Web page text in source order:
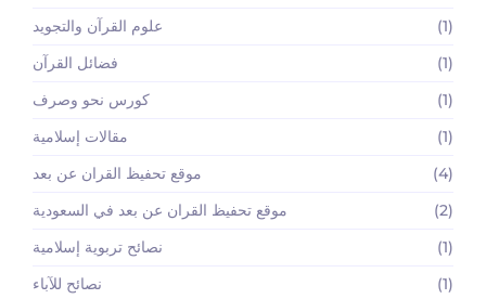
علوم القرآن والتجويد
(1)
فضائل القرآن
(1)
كورس نحو وصرف
(1)
مقالات إسلامية
(1)
موقع تحفيظ القران عن بعد
(4)
موقع تحفيظ القران عن بعد في السعودية
(2)
نصائح تربوية إسلامية
(1)
نصائح للآباء
(1)